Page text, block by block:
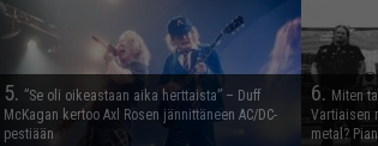
5. ”Se oli oikeastaan aika herttaista” – Duff
McKagan kertoo Axl Rosen jännittäneen AC/DC-
pestiään
6. Miten
Vartiaisen
metal?